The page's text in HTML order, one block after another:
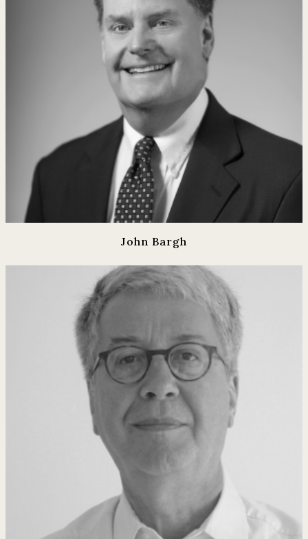
John Bargh